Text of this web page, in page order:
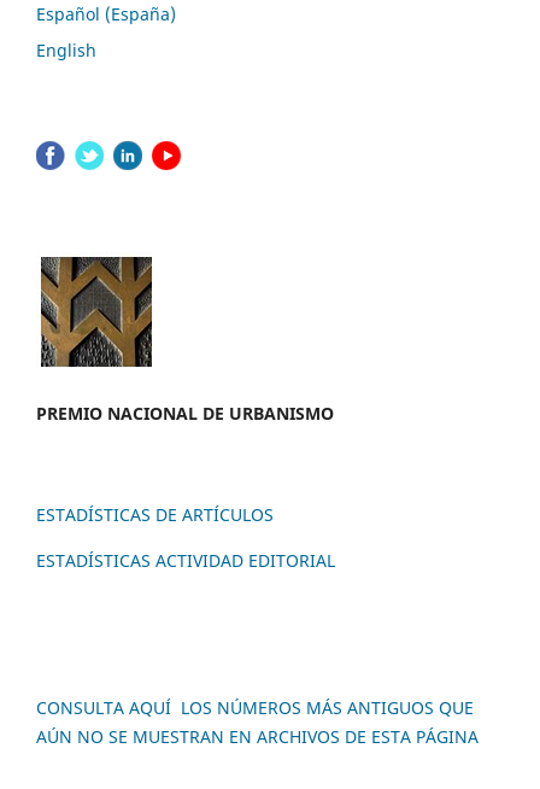
Español (España)
English
PREMIO NACIONAL DE URBANISMO
ESTADÍSTICAS DE ARTÍCULOS
ESTADÍSTICAS ACTIVIDAD EDITORIAL
CONSULTA AQUÍ LOS NÚMEROS MÁS ANTIGUOS QUE
AÚN NO SE MUESTRAN EN ARCHIVOS DE ESTA PÁGINA